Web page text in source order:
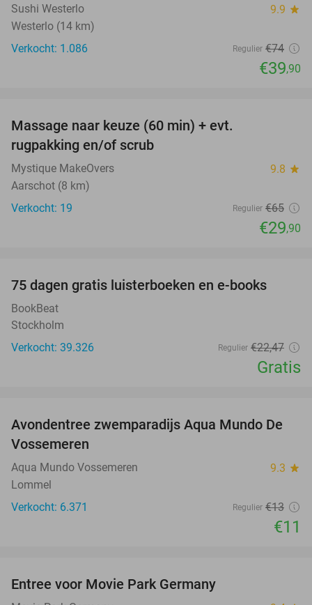
Sushi Westerlo 9.9 star
Westerlo (14 km)
Verkocht: 1.086
Regulier €74
€39,90
Massage naar keuze (60 min) + evt.
rugpakking en/of scrub
Mystique MakeOvers 9.8 star
Aarschot (8 km)
Verkocht: 19
Regulier €65
€29,90
75 dagen gratis luisterboeken en e-books
BookBeat
Stockholm
Verkocht: 39.326
Regulier €22,47
Gratis
15%
Avondentree zwemparadijs Aqua Mundo De
Vossemeren
Aqua Mundo Vossemeren 9.3 star
Lommel
Verkocht: 6.371
Regulier €13
€11
Entree voor Movie Park Germany